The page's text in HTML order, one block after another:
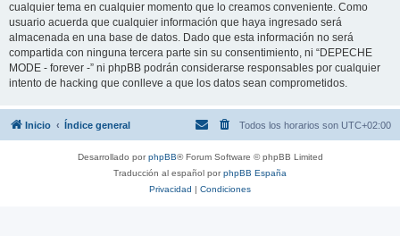
cualquier tema en cualquier momento que lo creamos conveniente. Como
usuario acuerda que cualquier información que haya ingresado será
almacenada en una base de datos. Dado que esta información no será
compartida con ninguna tercera parte sin su consentimiento, ni “DEPECHE
MODE - forever -” ni phpBB podrán considerarse responsables por cualquier
intento de hacking que conlleve a que los datos sean comprometidos.
Inicio Índice general Todos los horarios son UTC+02:00
Desarrollado porphpBB® Forum Software © phpBB Limited
Traducción al español porphpBB España
Privacidad | Condiciones